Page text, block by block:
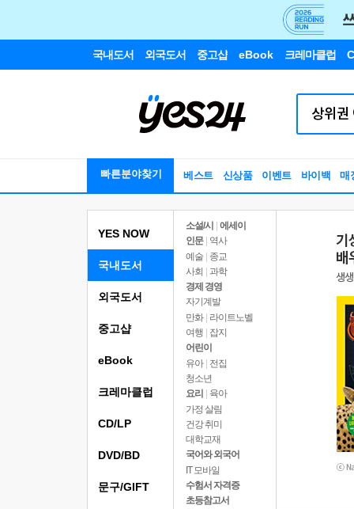
국내도서 외국도서 중고샵 eBook 크레마클럽
빠른분야찾기 베스트 신상품 이벤트 바이백 매
YES NOW
국내도서
소설/시
에세이
인문
역사
예술 | 종교
사회 | 과학
경제 경영
자기계발
만화 | 라이트노벨
여행
잡지
어린이
유아 | 전집
청소년
요리
육아
가정 살림
건강 취미
대학교재
국어와 외국어
IT 모바일
수험서 자격증
초등참고서
외국도서
중고샵
eBook
크레마클럽
CD/LP
DVD/BD
문구/GIFT